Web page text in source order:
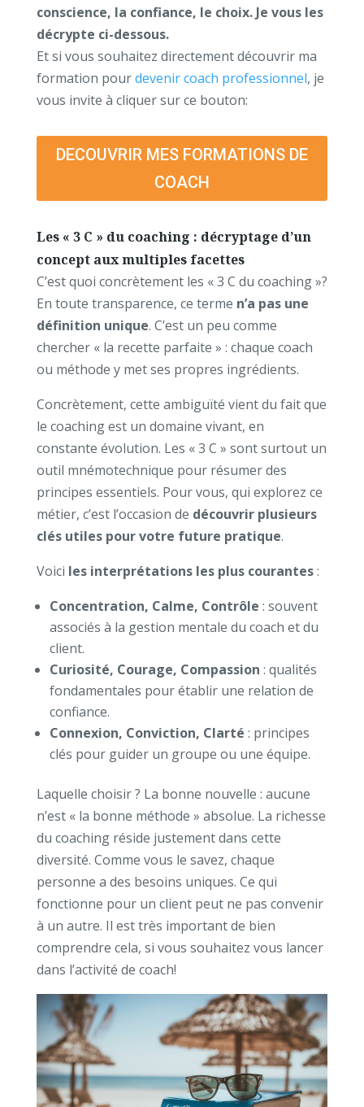
conscience, la confiance, le choix. Je vous les
décrypte ci-dessous.
Et si vous souhaitez directement découvrir ma
formation pourdevenir coach professionnel, je
vous invite à cliquer sur ce bouton:
DECOUVRIR MES FORMATIONS DE
COACH
Les « 3 C » du coaching : décryptage d’un
concept aux multiples facettes
C’est quoi concrètement les « 3 C du coaching »?
En toute transparence, ce terme n’a pas une
définition unique. C’est un peu comme
chercher « la recette parfaite » : chaque coach
ou méthode y met ses propres ingrédients.
Concrètement, cette ambiguïté vient du fait que
le coaching est un domaine vivant, en
constante évolution. Les « 3 C » sont surtout un
outil mnémotechnique pour résumer des
principes essentiels. Pour vous, qui explorez ce
métier, c’est l’occasion de découvrir plusieurs
clés utiles pour votre future pratique.
Voici les interprétations les plus courantes:
Concentration, Calme, Contrôle : souvent
associés à la gestion mentale du coach et du
client.
Curiosité, Courage, Compassion : qualités
fondamentales pour établir une relation de
confiance.
Connexion, Conviction, Clarté : principes
clés pour guider un groupe ou une équipe.
Laquelle choisir ? La bonne nouvelle : aucune
n’est « la bonne méthode » absolue. La richesse
du coaching réside justement dans cette
diversité. Comme vous le savez, chaque
personne a des besoins uniques. Ce qui
fonctionne pour un client peut ne pas convenir
à un autre. Il est très important de bien
comprendre cela, si vous souhaitez vous lancer
dans l’activité de coach!